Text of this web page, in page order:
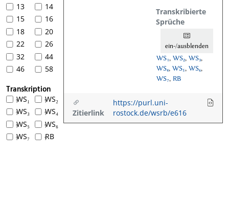
13
14
15
16
18
20
22
26
32
44
46
58
Transkription
1WS₁ 1WS₂
1WS₃ 1WS₄
1WS₅ 1WS₆
1WS₇ 1RB
Transkribierte
Sprüche
ein-/ausblenden
WS₁, WS₂, WS₃,
WS₄, WS₅, WS₆,
WS₇, RB
Zitierlink
https://purl.uni-
rostock.de/wsrb/e616